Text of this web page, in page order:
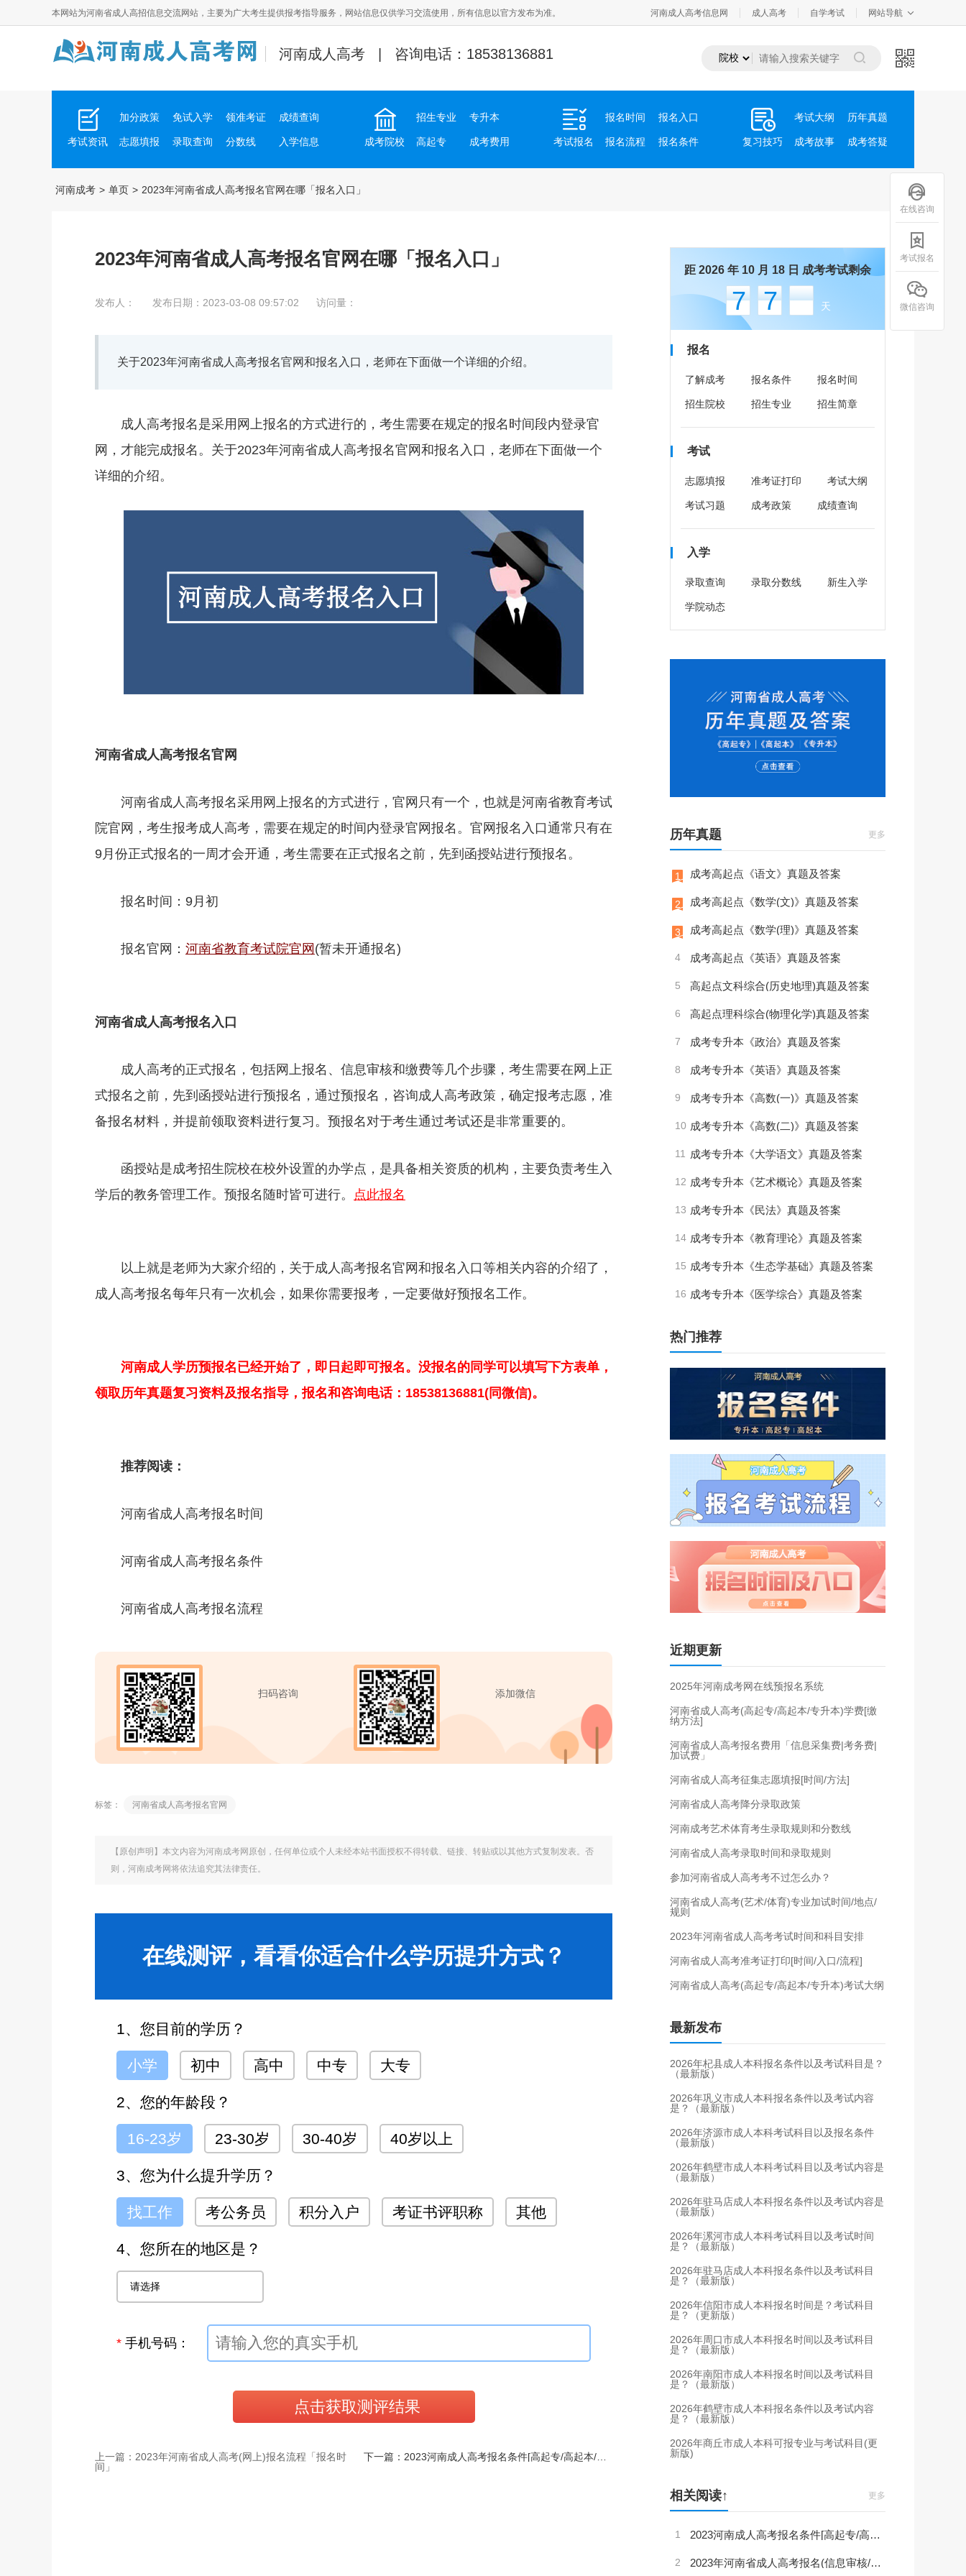
本网站为河南省成人高招信息交流网站，主要为广大考生提供报考指导服务，网站信息仅供学习交流使用，所有信息以官方发布为准。 河南成人高考信息网 成人高考 自学考试 网站导航
河南成人高考 | 咨询电话：18538136881
考试资讯
加分政策 免试入学 领准考证 成绩查询
志愿填报 录取查询 分数线 入学信息 成考院校
招生专业 专升本
高起专 成考费用 考试报名
报名时间 报名入口
报名流程 报名条件 复习技巧
考试大纲 历年真题
成考故事 成考答疑
河南成考 > 单页 > 2023年河南省成人高考报名官网在哪「报名入口」
2023年河南省成人高考报名官网在哪「报名入口」
发布人： 发布日期：2023-03-08 09:57:02 访问量：
关于2023年河南省成人高考报名官网和报名入口，老师在下面做一个详细的介绍。
成人高考报名是采用网上报名的方式进行的，考生需要在规定的报名时间段内登录官
网，才能完成报名。关于2023年河南省成人高考报名官网和报名入口，老师在下面做一个
详细的介绍。
河南省成人高考报名官网
河南省成人高考报名采用网上报名的方式进行，官网只有一个，也就是河南省教育考试
院官网，考生报考成人高考，需要在规定的时间内登录官网报名。官网报名入口通常只有在
9月份正式报名的一周才会开通，考生需要在正式报名之前，先到函授站进行预报名。
报名时间：9月初
报名官网： 河南省教育考试院官网 (暂未开通报名)
河南省成人高考报名入口
成人高考的正式报名，包括网上报名、信息审核和缴费等几个步骤，考生需要在网上正
式报名之前，先到函授站进行预报名，通过预报名，咨询成人高考政策，确定报考志愿，准
备报名材料，并提前领取资料进行复习。预报名对于考生通过考试还是非常重要的。
函授站是成考招生院校在校外设置的办学点，是具备相关资质的机构，主要负责考生入
学后的教务管理工作。预报名随时皆可进行。 点此报名
以上就是老师为大家介绍的，关于成人高考报名官网和报名入口等相关内容的介绍了，
成人高考报名每年只有一次机会，如果你需要报考，一定要做好预报名工作。
河南成人学历预报名已经开始了，即日起即可报名。没报名的同学可以填写下方表单，
领取历年真题复习资料及报名指导，报名和咨询电话：18538136881(同微信)。
推荐阅读：
河南省成人高考报名时间
河南省成人高考报名条件
河南省成人高考报名流程
扫码咨询 添加微信
标签： 河南省成人高考报名官网
【原创声明】本文内容为河南成考网原创，任何单位或个人未经本站书面授权不得转载、链接、转贴或以其他方式复制发表。否
则，河南成考网将依法追究其法律责任。
在线测评，看看你适合什么学历提升方式？
1、您目前的学历？
小学 初中 高中 中专 大专
2、您的年龄段？
16-23岁 23-30岁 30-40岁 40岁以上
3、您为什么提升学历？
找工作 考公务员 积分入户 考证书评职称 其他
4、您所在的地区是？
* 手机号码：
上一篇：2023年河南省成人高考(网上)报名流程「报名时
间」
距 2026 年 10 月 18 日 成考考试剩余
77 天
报名
了解成考 报名条件 报名时间
招生院校 招生专业 招生简章
考试
志愿填报 准考证打印 考试大纲
考试习题 成考政策 成绩查询
入学
录取查询 录取分数线 新生入学
学院动态
历年真题 更多
1 成考高起点《语文》真题及答案
2 成考高起点《数学(文)》真题及答案
3 成考高起点《数学(理)》真题及答案
4 成考高起点《英语》真题及答案
5 高起点文科综合(历史地理)真题及答案
6 高起点理科综合(物理化学)真题及答案
7 成考专升本《政治》真题及答案
8 成考专升本《英语》真题及答案
9 成考专升本《高数(一)》真题及答案
10 成考专升本《高数(二)》真题及答案
11 成考专升本《大学语文》真题及答案
12 成考专升本《艺术概论》真题及答案
13 成考专升本《民法》真题及答案
14 成考专升本《教育理论》真题及答案
15 成考专升本《生态学基础》真题及答案
16 成考专升本《医学综合》真题及答案
热门推荐
近期更新
2025年河南成考网在线预报名系统
河南省成人高考(高起专/高起本/专升本)学费[缴
纳方法]
河南省成人高考报名费用「信息采集费|考务费|
加试费」
河南省成人高考征集志愿填报[时间/方法]
河南省成人高考降分录取政策
河南成考艺术体育考生录取规则和分数线
河南省成人高考录取时间和录取规则
参加河南省成人高考考不过怎么办？
河南省成人高考(艺术/体育)专业加试时间/地点/
规则
2023年河南省成人高考考试时间和科目安排
河南省成人高考准考证打印[时间/入口/流程]
河南省成人高考(高起专/高起本/专升本)考试大纲
最新发布
2026年杞县成人本科报名条件以及考试科目是？
（最新版）
2026年巩义市成人本科报名条件以及考试内容
是？（最新版）
2026年济源市成人本科考试科目以及报名条件
（最新版）
2026年鹤壁市成人本科考试科目以及考试内容是
（最新版）
2026年驻马店成人本科报名条件以及考试内容是
（最新版）
2026年漯河市成人本科考试科目以及考试时间
是？（最新版）
2026年驻马店成人本科报名条件以及考试科目
是？（最新版）
2026年信阳市成人本科报名时间是？考试科目
是？（更新版）
2026年周口市成人本科报名时间以及考试科目
是？（最新版）
2026年南阳市成人本科报名时间以及考试科目
是？（最新版）
2026年鹤壁市成人本科报名条件以及考试内容
是？（最新版）
2026年商丘市成人本科可报专业与考试科目(更
新版)
相关阅读↑ 更多
1 2023河南成人高考报名条件[高起专/高起本/专升本]
2 2023年河南省成人高考报名(信息审核/缴费)时间
在线咨询
考试报名
微信咨询